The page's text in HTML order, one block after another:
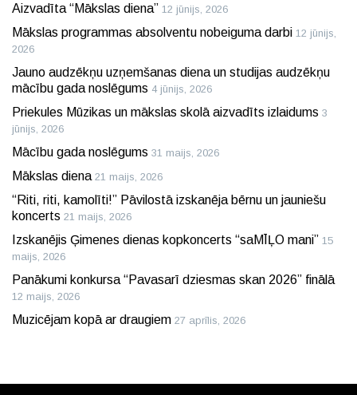
Aizvadīta “Mākslas diena” 12 jūnijs, 2026
Mākslas programmas absolventu nobeiguma darbi 12 jūnijs,
2026
Jauno audzēkņu uzņemšanas diena un studijas audzēkņu
mācību gada noslēgums 4 jūnijs, 2026
Priekules Mūzikas un mākslas skolā aizvadīts izlaidums 3
jūnijs, 2026
Mācību gada noslēgums 31 maijs, 2026
Mākslas diena 21 maijs, 2026
“Riti, riti, kamolīti!” Pāvilostā izskanēja bērnu un jauniešu
koncerts 21 maijs, 2026
Izskanējis Ģimenes dienas kopkoncerts “saMĪĻO mani” 15
maijs, 2026
Panākumi konkursa “Pavasarī dziesmas skan 2026” finālā
12 maijs, 2026
Muzicējam kopā ar draugiem 27 aprīlis, 2026